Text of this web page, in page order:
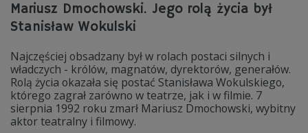
Mariusz Dmochowski. Jego rolą życia był
Stanisław Wokulski
Najczęściej obsadzany był w rolach postaci silnych i
władczych - królów, magnatów, dyrektorów, generałów.
Rolą życia okazała się postać Stanisława Wokulskiego,
którego zagrał zarówno w teatrze, jak i w filmie. 7
sierpnia 1992 roku zmarł Mariusz Dmochowski, wybitny
aktor teatralny i filmowy.